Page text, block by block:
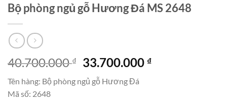
Bộ phòng ngủ gỗ Hương Đá MS 2648
40.700.000₫
Giá
gốc
là:
33.700.000 ₫Giá
Tên hàng: Bộ phòng ngủ gỗ Hương Đá
Mã số: 2648